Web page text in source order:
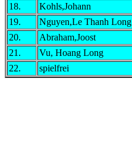
18.
Kohls,Johann
19.
Nguyen,Le Thanh Long
20.
Abraham,Joost
21.
Vu, Hoang Long
22.
spielfrei